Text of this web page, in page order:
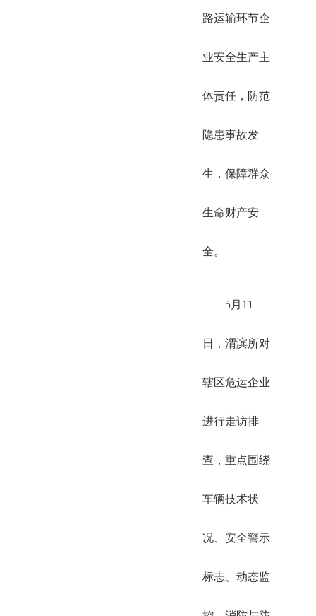
路运输环节企
业安全生产主
体责任，防范
隐患事故发
生，保障群众
生命财产安
全。
5月11
日，渭滨所对
辖区危运企业
进行走访排
查，重点围绕
车辆技术状
况、安全警示
标志、动态监